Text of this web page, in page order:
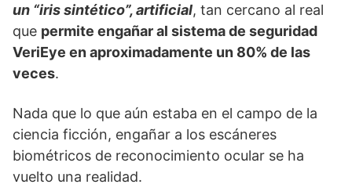
un “iris sintético”, artificial, tan cercano al real
que permite engañar al sistema de seguridad
VeriEye en aproximadamente un 80% de las
veces.
Nada que lo que aún estaba en el campo de la
ciencia ficción, engañar a los escáneres
biométricos de reconocimiento ocular se ha
vuelto una realidad.